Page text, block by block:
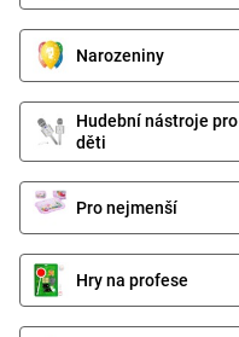
Narozeniny
Hudební nástroje pro
děti
Pro nejmenší
Hry na profese